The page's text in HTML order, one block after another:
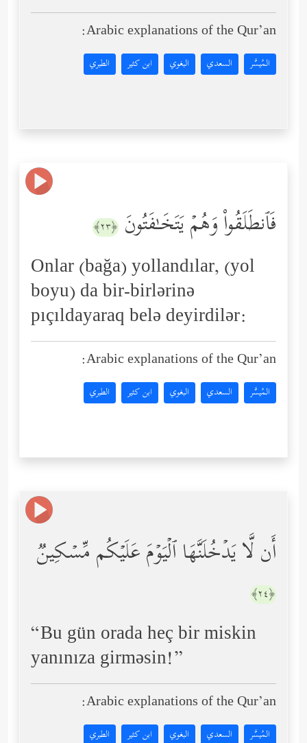
Arabic explanations of the Qur’an:
المُيسَّر السعدي البغوي ابن كثير الطبري
فَٱنطَلَقُواْ وَهُمۡ یَتَخَـٰفَتُونَ ﴿٢٣﴾
Onlar (bağa) yollandılar, (yol
boyu) da bir-birlərinə
pıçıldayaraq belə deyirdilər:
Arabic explanations of the Qur’an:
المُيسَّر السعدي البغوي ابن كثير الطبري
أَن لَّا یَدۡخُلَنَّهَا ٱلۡیَوۡمَ عَلَیۡكُم مِّسۡكِینࣱ
﴿٢٤﴾
“Bu gün orada heç bir miskin
yanınıza girməsin!”
Arabic explanations of the Qur’an:
المُيسَّر السعدي البغوي ابن كثير الطبري